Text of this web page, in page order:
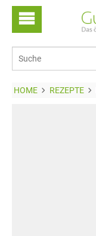
HOME REZEPTE